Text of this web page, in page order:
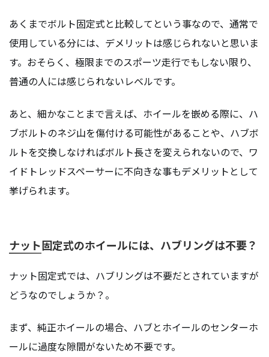
あくまでボルト固定式と比較してという事なので、通常で
使用している分には、デメリットは感じられないと思いま
す。おそらく、極限までのスポーツ走行でもしない限り、
普通の人には感じられないレベルです。
あと、細かなことまで言えば、ホイールを嵌める際に、ハ
ブボルトのネジ山を傷付ける可能性があることや、ハブボ
ルトを交換しなければボルト長さを変えられないので、ワ
イドトレッドスペーサーに不向きな事もデメリットとして
挙げられます。
ナット固定式のホイールには、ハブリングは不要？
ナット固定式では、ハブリングは不要だとされていますが
どうなのでしょうか？。
まず、純正ホイールの場合、ハブとホイールのセンターホ
ールに過度な隙間がないため不要です。